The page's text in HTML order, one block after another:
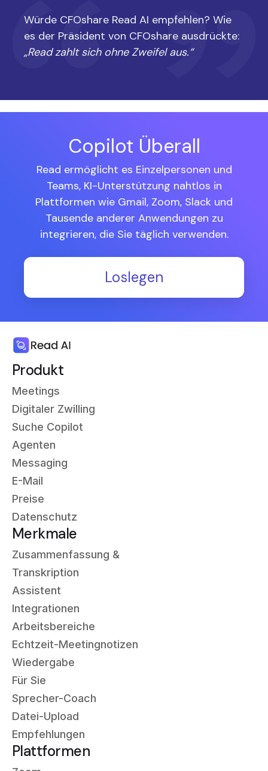
Würde CFOshare Read AI empfehlen? Wie
es der Präsident von CFOshare ausdrückte:
„Read zahlt sich ohne Zweifel aus.“
Copilot Überall
Read ermöglicht es Einzelpersonen und
Teams, KI-Unterstützung nahtlos in
Plattformen wie Gmail, Zoom, Slack und
Tausende anderer Anwendungen zu
integrieren, die Sie täglich verwenden.
Loslegen
Produkt
Meetings
Digitaler Zwilling
Suche Copilot
Agenten
Messaging
E-Mail
Preise
Datenschutz
Merkmale
Zusammenfassung &
Transkription
Assistent
Integrationen
Arbeitsbereiche
Echtzeit-Meetingnotizen
Wiedergabe
Für Sie
Sprecher-Coach
Datei-Upload
Empfehlungen
Plattformen